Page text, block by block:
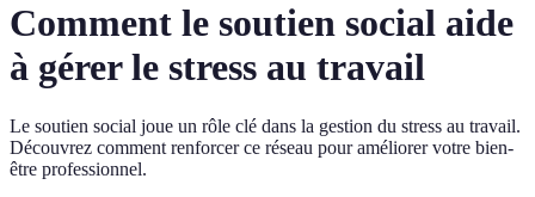
Comment le soutien social aide
à gérer le stress au travail
Le soutien social joue un rôle clé dans la gestion du stress au travail.
Découvrez comment renforcer ce réseau pour améliorer votre bien-
être professionnel.